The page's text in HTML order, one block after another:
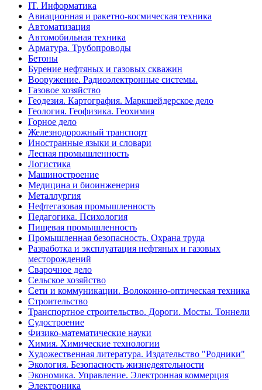
IT. Информатика
Авиационная и ракетно-космическая техника
Автоматизация
Автомобильная техника
Арматура. Трубопроводы
Бетоны
Бурение нефтяных и газовых скважин
Вооружение. Радиоэлектронные системы.
Газовое хозяйство
Геодезия. Картография. Маркшейдерское дело
Геология. Геофизика. Геохимия
Горное дело
Железнодорожный транспорт
Иностранные языки и словари
Лесная промышленность
Логистика
Машиностроение
Медицина и биоинженерия
Металлургия
Нефтегазовая промышленность
Педагогика. Психология
Пищевая промышленность
Промышленная безопасность. Охрана труда
Разработка и эксплуатация нефтяных и газовых
месторождений
Сварочное дело
Сельское хозяйство
Сети и коммуникации. Волоконно-оптическая техника
Строительство
Транспортное строительство. Дороги. Мосты. Тоннели
Судостроение
Физико-математические науки
Химия. Химические технологии
Художественная литература. Издательство "Родники"
Экология. Безопасность жизнедеятельности
Экономика. Управление. Электронная коммерция
Электроника